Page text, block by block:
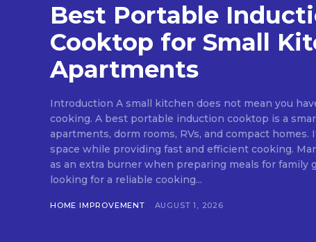
Best Portable
Cooktop for Small
Apartments
Introduction A small kitchen does not mean you
cooking. A best portable induction cooktop is a
apartments, dorm rooms, RVs, and compact
space while providing fast and efficient cooking.
as an extra burner when preparing meals for family
looking for a reliable cooking...
HOME IMPROVEMENT AUGUST 1, 2026